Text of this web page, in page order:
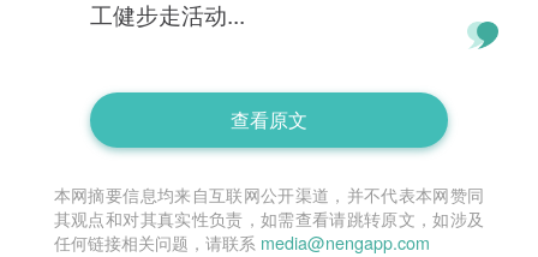
工健步走活动...
查看原文
本网摘要信息均来自互联网公开渠道，并不代表本网赞同
其观点和对其真实性负责，如需查看请跳转原文，如涉及
任何链接相关问题，请联系 media@nengapp.com